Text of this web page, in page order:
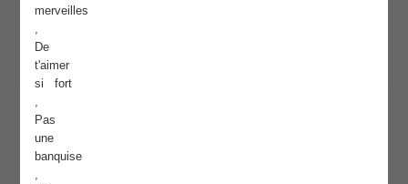
merveilles
De
t'aimer
si fort
Pas
une
banquise